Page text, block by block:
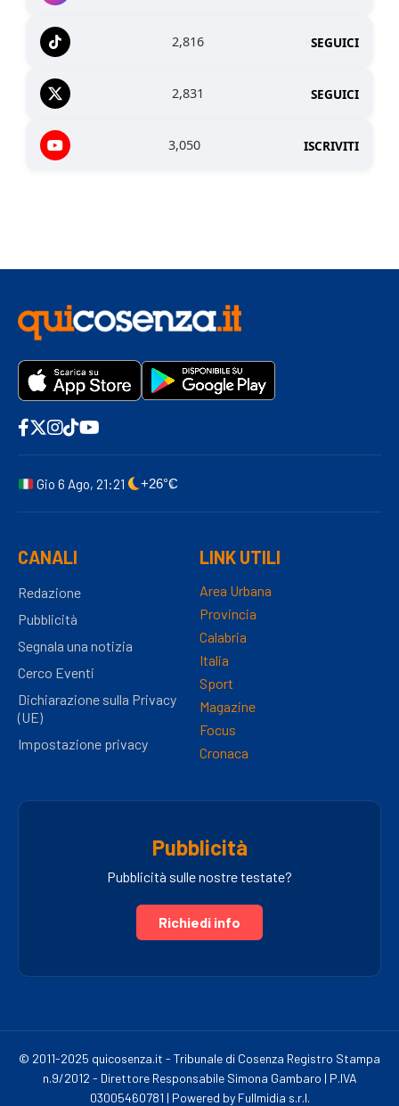
2,816 SEGUICI
2,831 SEGUICI
3,050 ISCRIVITI
Gio 6 Ago, 21:21 +26°C
CANALI
Redazione
Pubblicità
Segnala una notizia
Cerco Eventi
Dichiarazione sulla Privacy
(UE)
Impostazione privacy
LINK UTILI
Area Urbana
Provincia
Calabria
Italia
Sport
Magazine
Focus
Cronaca
Pubblicità
Pubblicità sulle nostre testate?
Richiedi info
© 2011-2025 quicosenza.it - Tribunale di Cosenza Registro Stampa
n.9/2012 - Direttore Responsabile Simona Gambaro | P.IVA
03005460781 | Powered by Fullmidia s.r.l.